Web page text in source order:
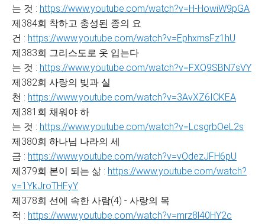
는 것 : https://www.youtube.com/watch?v=H-HowiW9pGA
제384회 착하고 충성된 종의 요
건 : https://www.youtube.com/watch?v=EphxmsFz1hU
제383회 그리스도로 옷 입는다
는 것 : https://www.youtube.com/watch?v=FXQ9SBN7sVY
제382회 사랑의 빚과 실
천 : https://www.youtube.com/watch?v=3AvXZ6ICKEA
제381회 채워야 하
는 것 : https://www.youtube.com/watch?v=LcsgrbOeL2s
제380회 하나님 나라의 세
금 : https://www.youtube.com/watch?v=vOdezJFH6pU
제379회 본이 되는 삶 : https://www.youtube.com/watch?
v=1YkJroTHFyY
제378회 선에 속한 사람(4) - 사랑의 목
적 : https://www.youtube.com/watch?v=mrz8l40HY2c